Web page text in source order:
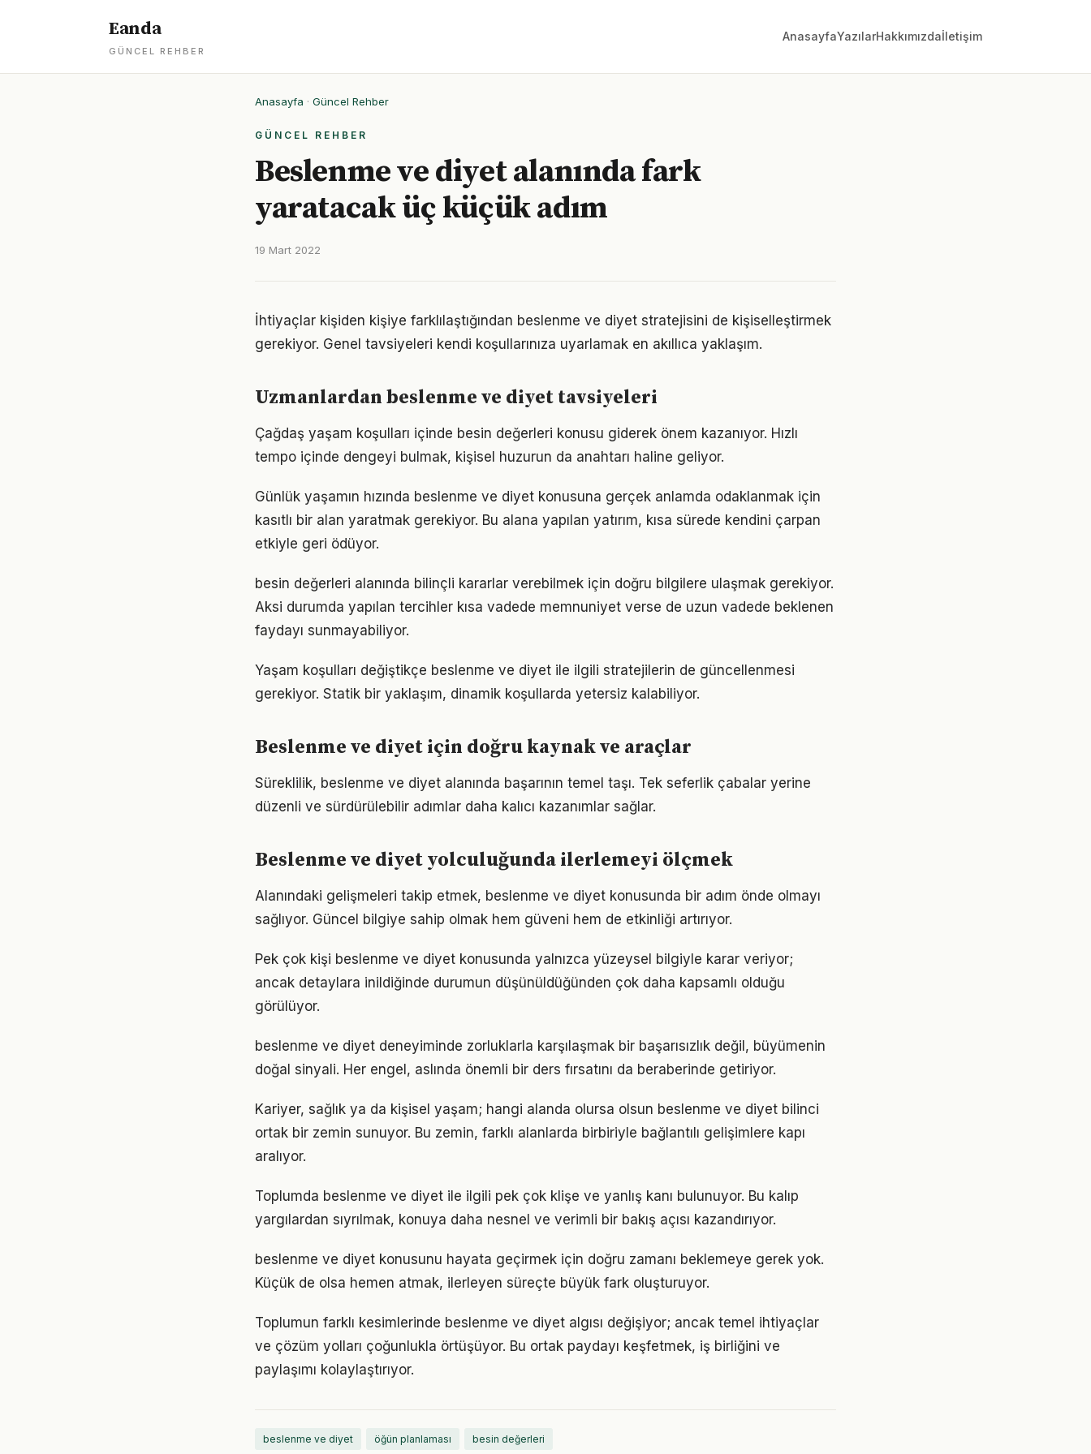
Eanda
GÜNCEL REHBER
AnasayfaYazılarHakkımızdaİletişim
Anasayfa · Güncel Rehber
GÜNCEL REHBER
Beslenme ve diyet alanında fark
yaratacak üç küçük adım
19 Mart 2022
İhtiyaçlar kişiden kişiye farklılaştığından beslenme ve diyet stratejisini de kişiselleştirmek
gerekiyor. Genel tavsiyeleri kendi koşullarınıza uyarlamak en akıllıca yaklaşım.
Uzmanlardan beslenme ve diyet tavsiyeleri
Çağdaş yaşam koşulları içinde besin değerleri konusu giderek önem kazanıyor. Hızlı
tempo içinde dengeyi bulmak, kişisel huzurun da anahtarı haline geliyor.
Günlük yaşamın hızında beslenme ve diyet konusuna gerçek anlamda odaklanmak için
kasıtlı bir alan yaratmak gerekiyor. Bu alana yapılan yatırım, kısa sürede kendini çarpan
etkiyle geri ödüyor.
besin değerleri alanında bilinçli kararlar verebilmek için doğru bilgilere ulaşmak gerekiyor.
Aksi durumda yapılan tercihler kısa vadede memnuniyet verse de uzun vadede beklenen
faydayı sunmayabiliyor.
Yaşam koşulları değiştikçe beslenme ve diyet ile ilgili stratejilerin de güncellenmesi
gerekiyor. Statik bir yaklaşım, dinamik koşullarda yetersiz kalabiliyor.
Beslenme ve diyet için doğru kaynak ve araçlar
Süreklilik, beslenme ve diyet alanında başarının temel taşı. Tek seferlik çabalar yerine
düzenli ve sürdürülebilir adımlar daha kalıcı kazanımlar sağlar.
Beslenme ve diyet yolculuğunda ilerlemeyi ölçmek
Alanındaki gelişmeleri takip etmek, beslenme ve diyet konusunda bir adım önde olmayı
sağlıyor. Güncel bilgiye sahip olmak hem güveni hem de etkinliği artırıyor.
Pek çok kişi beslenme ve diyet konusunda yalnızca yüzeysel bilgiyle karar veriyor;
ancak detaylara inildiğinde durumun düşünüldüğünden çok daha kapsamlı olduğu
görülüyor.
beslenme ve diyet deneyiminde zorluklarla karşılaşmak bir başarısızlık değil, büyümenin
doğal sinyali. Her engel, aslında önemli bir ders fırsatını da beraberinde getiriyor.
Kariyer, sağlık ya da kişisel yaşam; hangi alanda olursa olsun beslenme ve diyet bilinci
ortak bir zemin sunuyor. Bu zemin, farklı alanlarda birbiriyle bağlantılı gelişimlere kapı
aralıyor.
Toplumda beslenme ve diyet ile ilgili pek çok klişe ve yanlış kanı bulunuyor. Bu kalıp
yargılardan sıyrılmak, konuya daha nesnel ve verimli bir bakış açısı kazandırıyor.
beslenme ve diyet konusunu hayata geçirmek için doğru zamanı beklemeye gerek yok.
Küçük de olsa hemen atmak, ilerleyen süreçte büyük fark oluşturuyor.
Toplumun farklı kesimlerinde beslenme ve diyet algısı değişiyor; ancak temel ihtiyaçlar
ve çözüm yolları çoğunlukla örtüşüyor. Bu ortak paydayı keşfetmek, iş birliğini ve
paylaşımı kolaylaştırıyor.
beslenme ve diyet öğün planlaması besin değerleri